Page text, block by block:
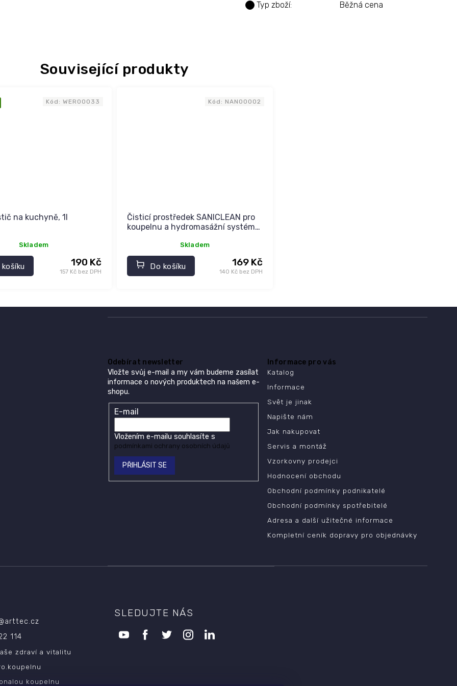
Související produkty
na kuchyně, 1l
Skladem
157 Kč bez DPH
190 Kč
Kód: WER00033
Čisticí prostředek SANICLEAN pro
koupelnu a hydromasážní systém
Skladem
140 Kč bez DPH
169 Kč
Do košíku
Kód: NAN00002
Typ zboží: Běžná cena
Odebírat newsletter
Vložte svůj e-mail a my vám budeme zasílat
informace o nových produktech na našem e-
shopu.
E-mail
Vložením e-mailu souhlasíte s
podmínkami ochrany osobních údajů
PŘIHLÁSIT SE
Informace pro vás
Katalog
Informace
Svět je jinak
Napište nám
Jak nakupovat
Servis a montáž
Vzorkovny prodejci
Hodnocení obchodu
Obchodní podmínky podnikatelé
Obchodní podmínky spotřebitelé
Adresa a další užitečné informace
Kompletní ceník dopravy pro objednávky
arttec.cz
114
zdraví a vitalitu
koupelnu
SLEDUJTE NÁS